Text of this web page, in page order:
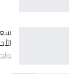
يوليو 24, 2026